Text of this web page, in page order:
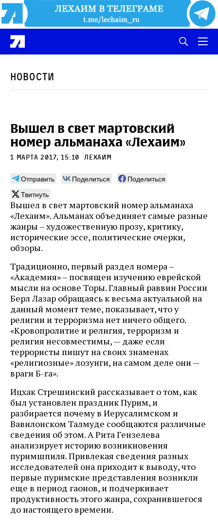
Новости
Вышел в свет мартовский
номер альманаха «Лехаим»
1 марта 2017, 15:10 лехаим
Отправить Поделиться
Поделиться
Твитнуть
Вышел в свет мартовский номер альманаха
«Лехаим». Альманах объединяет самые разные
жанры – художественную прозу, критику,
исторические эссе, политические очерки,
обзоры.
Традиционно, первый раздел номера –
«Академия» – посвящен изучению еврейской
мысли на основе Торы. Главный раввин России
Берл Лазар обращаясь к весьма актуальной на
данный момент теме, показывает, что у
религии и терроризма нет ничего общего.
«Кровопролитие и религия, терроризм и
религия несовместимы, — даже если
террористы пишут на своих знаменах
«религиозные» лозунги, на самом деле они —
враги Б-га».
Ицхак Стрешинский рассказывает о том, как
был установлен праздник Пурим, и
разбирается почему в Иерусалимском и
Вавилонском Талмуде сообщаются различные
сведения об этом. А Рита Гензелева
анализирует историю возникновения
пуримшпиля. Привлекая сведения разных
исследователей она приходит к выводу, что
первые пуримские представления возникли
еще в период гаонов, и подчеркивает
продуктивность этого жанра, сохранившегося
до настоящего времени.